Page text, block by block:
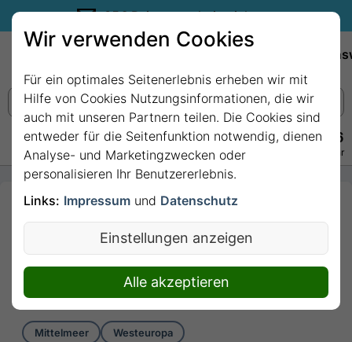
35€ Reisegutschein sichern.
+49 228 3875 7256
Persönlich · Kostenlos · Täglich 08–22 Uhr
7 Nächte - Inselträume und
Adriatisches Flair mit
EXPLORA II
7 Nächte von Piräus (Athen) bis Venice
(Fusina)
Mittelmeer Westeuropa
Wir verwenden Cookies
Für ein optimales Seitenerlebnis erheben wir mit
Hilfe von Cookies Nutzungsinformationen, die wir
auch mit unseren Partnern teilen. Die Cookies sind
entweder für die Seitenfunktion notwendig, dienen
Analyse- und Marketingzwecken oder
personalisieren Ihr Benutzererlebnis.
Links: Impressum und Datenschutz
Einstellungen anzeigen
Alle akzeptieren